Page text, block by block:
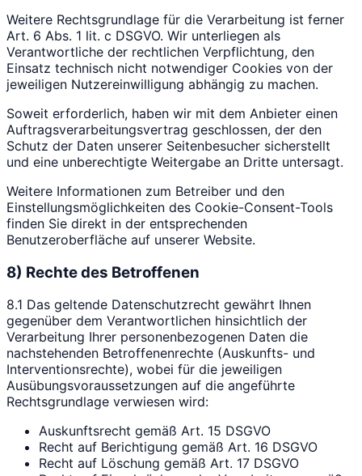
Weitere Rechtsgrundlage für die Verarbeitung ist ferner
Art. 6 Abs. 1 lit. c DSGVO. Wir unterliegen als
Verantwortliche der rechtlichen Verpflichtung, den
Einsatz technisch nicht notwendiger Cookies von der
jeweiligen Nutzereinwilligung abhängig zu machen.
Soweit erforderlich, haben wir mit dem Anbieter einen
Auftragsverarbeitungsvertrag geschlossen, der den
Schutz der Daten unserer Seitenbesucher sicherstellt
und eine unberechtigte Weitergabe an Dritte untersagt.
Weitere Informationen zum Betreiber und den
Einstellungsmöglichkeiten des Cookie-Consent-Tools
finden Sie direkt in der entsprechenden
Benutzeroberfläche auf unserer Website.
8) Rechte des Betroffenen
8.1 Das geltende Datenschutzrecht gewährt Ihnen
gegenüber dem Verantwortlichen hinsichtlich der
Verarbeitung Ihrer personenbezogenen Daten die
nachstehenden Betroffenenrechte (Auskunfts- und
Interventionsrechte), wobei für die jeweiligen
Ausübungsvoraussetzungen auf die angeführte
Rechtsgrundlage verwiesen wird:
Auskunftsrecht gemäß Art. 15 DSGVO
Recht auf Berichtigung gemäß Art. 16 DSGVO
Recht auf Löschung gemäß Art. 17 DSGVO